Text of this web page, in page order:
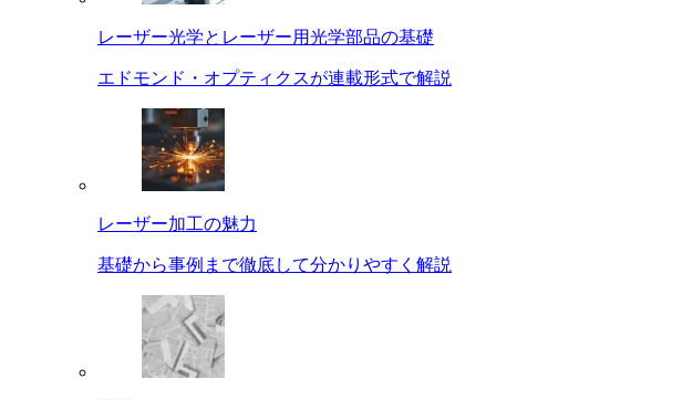
レーザー光学とレーザー用光学部品の基礎
エドモンド・オプティクスが連載形式で解説
レーザー加工の魅力
基礎から事例まで徹底して分かりやすく解説